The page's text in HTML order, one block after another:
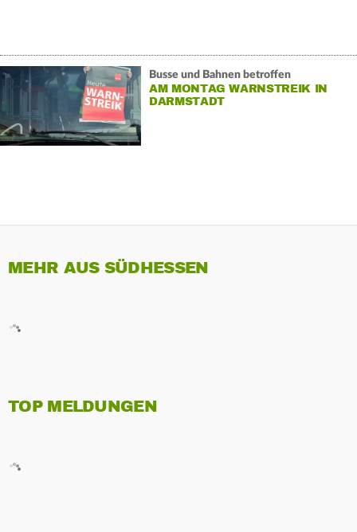
Busse und Bahnen betroffen
AM MONTAG WARNSTREIK IN
DARMSTADT
MEHR AUS SÜDHESSEN
TOP MELDUNGEN